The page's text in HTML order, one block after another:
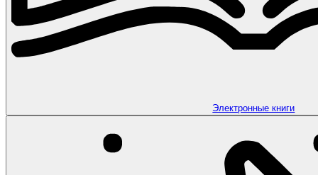
Электронные книги